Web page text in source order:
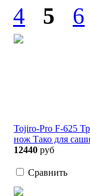
4 5 6
Tojiro-Pro F-625
нож Тако для
12440 руб
Сравнить